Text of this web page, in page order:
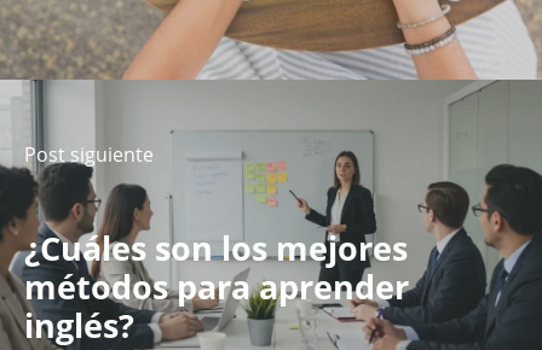
Post siguiente
¿Cuáles son los mejores
métodos para aprender
inglés?